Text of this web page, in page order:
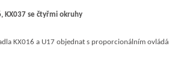
KX037 se čtyřmi okruhy
KX016 a U17 objednat s proporcionálním